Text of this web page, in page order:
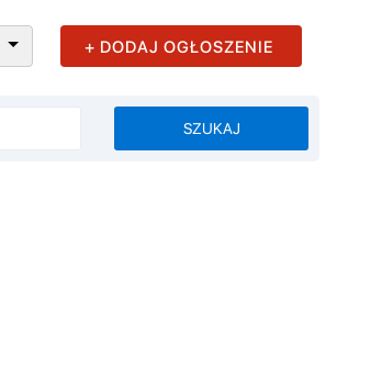
+ DODAJ OGŁOSZENIE
SZUKAJ